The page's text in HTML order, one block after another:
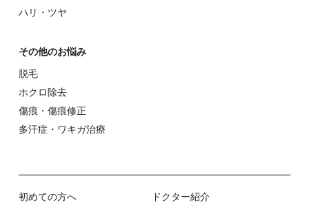
ハリ・ツヤ
その他のお悩み
脱⽑
ホクロ除去
傷痕・傷痕修正
多汗症・ワキガ治療
初めての⽅へ
ドクター紹介